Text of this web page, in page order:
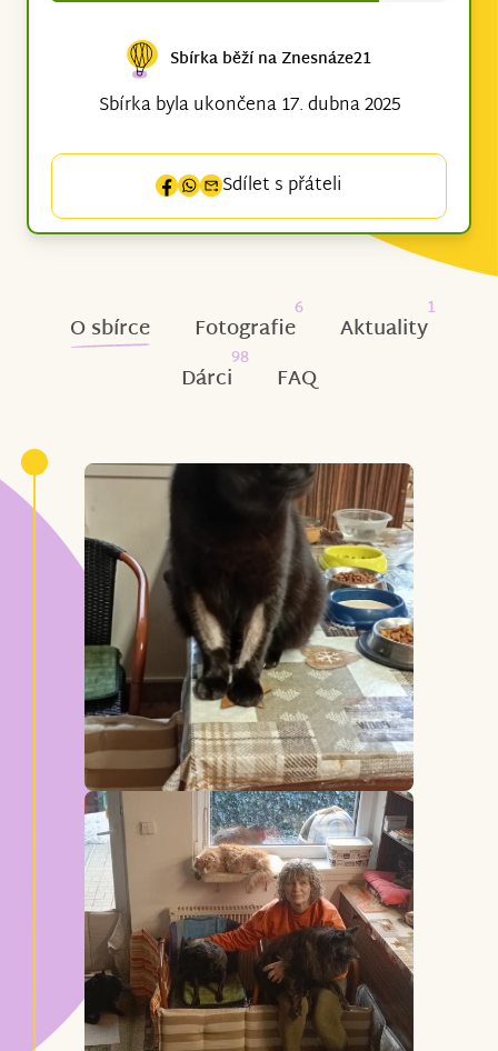
Sbírka běží na Znesnáze21
Sbírka byla ukončena 17. dubna 2025
Sdílet s přáteli
O sbírce Fotografie
6
Aktuality
1
Dárci
98
FAQ